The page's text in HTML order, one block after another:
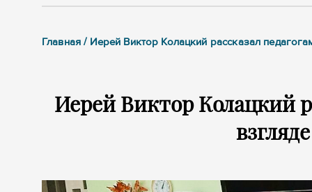
Главная / Иерей Виктор Колацкий рассказал
Иерей Виктор Колацкий